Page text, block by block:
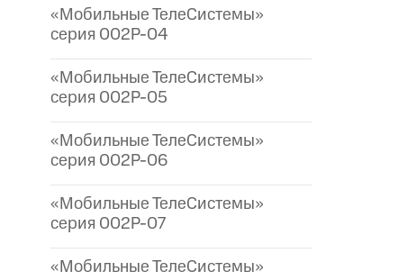
«Мобильные ТелеСистемы»
серия 002P-04
«Мобильные ТелеСистемы»
серия 002P-05
«Мобильные ТелеСистемы»
серия 002P-06
«Мобильные ТелеСистемы»
серия 002P-07
«Мобильные ТелеСистемы»